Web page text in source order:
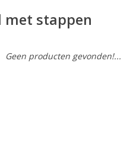
met stappen
Geen producten gevonden!...